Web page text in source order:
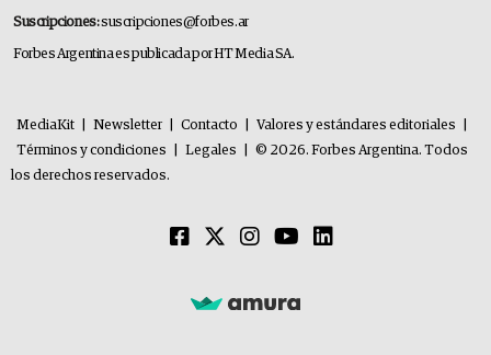
Suscripciones:suscripciones@forbes.ar
Forbes Argentina es publicada por HT Media SA.
MediaKit Newsletter Contacto Valores y estándares editoriales
Términos y condiciones
Legales
© 2026. Forbes Argentina. Todos
los derechos reservados.